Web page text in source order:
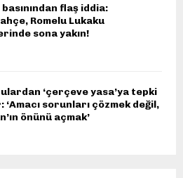
flaş iddia:
Romelu Lukaku
sona yakın!
‘çerçeve yasa’ya tepki
‘Amacı sorunları çözmek değil,
önünü açmak’